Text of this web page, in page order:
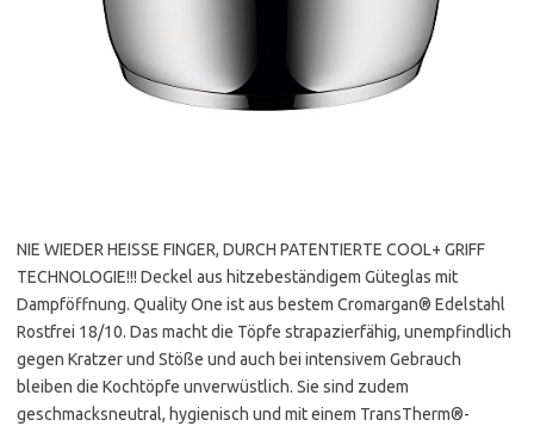
NIE WIEDER HEISSE FINGER, DURCH PATENTIERTE COOL+ GRIFF
TECHNOLOGIE!!! Deckel aus hitzebeständigem Güteglas mit
Dampföffnung. Quality One ist aus bestem Cromargan® Edelstahl
Rostfrei 18/10. Das macht die Töpfe strapazierfähig, unempfindlich
gegen Kratzer und Stöße und auch bei intensivem Gebrauch
bleiben die Kochtöpfe unverwüstlich. Sie sind zudem
geschmacksneutral, hygienisch und mit einem TransTherm®-